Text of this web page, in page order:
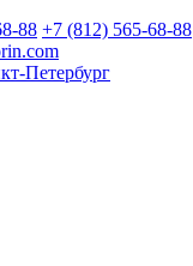
88 +7 (812) 565-68-88
Петербург